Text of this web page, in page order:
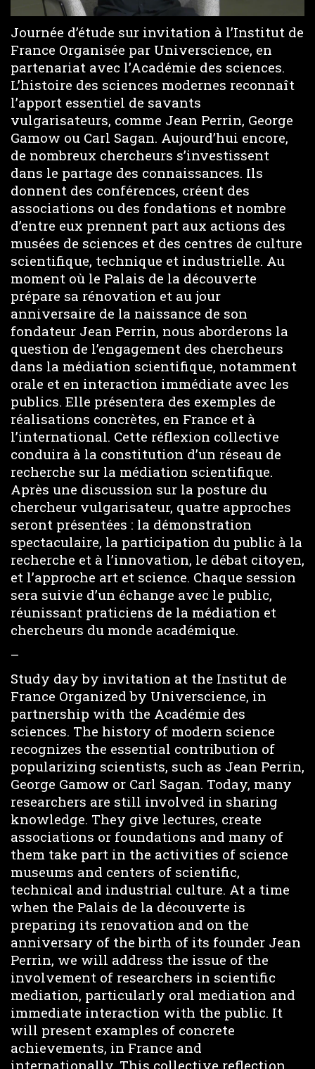
a
y
V
i
d
e
o
Journée d’étude sur invitation à l’Institut de
France Organisée par Universcience, en
partenariat avec l’Académie des sciences.
L’histoire des sciences modernes reconnaît
l’apport essentiel de savants
vulgarisateurs, comme Jean Perrin, George
Gamow ou Carl Sagan. Aujourd’hui encore,
de nombreux chercheurs s’investissent
dans le partage des connaissances. Ils
donnent des conférences, créent des
associations ou des fondations et nombre
d’entre eux prennent part aux actions des
musées de sciences et des centres de culture
scientifique, technique et industrielle. Au
moment où le Palais de la découverte
prépare sa rénovation et au jour
anniversaire de la naissance de son
fondateur Jean Perrin, nous aborderons la
question de l’engagement des chercheurs
dans la médiation scientifique, notamment
orale et en interaction immédiate avec les
publics. Elle présentera des exemples de
réalisations concrètes, en France et à
l’international. Cette réflexion collective
conduira à la constitution d’un réseau de
recherche sur la médiation scientifique.
Après une discussion sur la posture du
chercheur vulgarisateur, quatre approches
seront présentées : la démonstration
spectaculaire, la participation du public à la
recherche et à l’innovation, le débat citoyen,
et l’approche art et science. Chaque session
sera suivie d’un échange avec le public,
réunissant praticiens de la médiation et
chercheurs du monde académique.
–
Study day by invitation at the Institut de
France Organized by Universcience, in
partnership with the Académie des
sciences. The history of modern science
recognizes the essential contribution of
popularizing scientists, such as Jean Perrin,
George Gamow or Carl Sagan. Today, many
researchers are still involved in sharing
knowledge. They give lectures, create
associations or foundations and many of
them take part in the activities of science
museums and centers of scientific,
technical and industrial culture. At a time
when the Palais de la découverte is
preparing its renovation and on the
anniversary of the birth of its founder Jean
Perrin, we will address the issue of the
involvement of researchers in scientific
mediation, particularly oral mediation and
immediate interaction with the public. It
will present examples of concrete
achievements, in France and
internationally. This collective reflection